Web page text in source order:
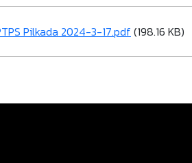
Pilkada 2024-3-17.pdf (198.16 KB)